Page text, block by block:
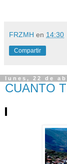
FRZMH en 14:30
Compartir
lunes, 22 de
CUANTO